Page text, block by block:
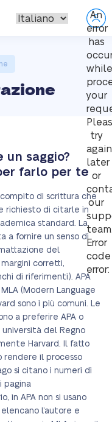
An
error
has
while
your
try
again
later
or
our
Error
code
error:
un saggio?
farlo per te
di scrittura che
richiesto di citarle in
standard. La
a fornire un senso di
del
corretti,
di riferimenti). APA
(Modern Language
sono i più comuni. Le
a preferire APA o
del Regno
Harvard. Il fatto
rendere il processo
si citano i numeri di
pagina
in APA non si usano
l’autore e